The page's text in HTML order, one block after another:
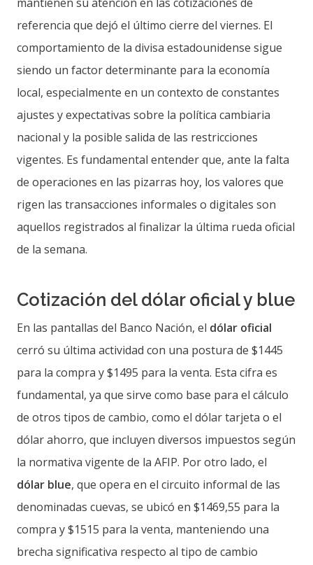
referencia que dejó el último cierre del viernes. El
comportamiento de la divisa estadounidense sigue
siendo un factor determinante para la economía
local, especialmente en un contexto de constantes
ajustes y expectativas sobre la política cambiaria
nacional y la posible salida de las restricciones
vigentes. Es fundamental entender que, ante la falta
de operaciones en las pizarras hoy, los valores que
rigen las transacciones informales o digitales son
aquellos registrados al finalizar la última rueda oficial
de la semana.
Cotización del dólar oficial y blue
En las pantallas del Banco Nación, el dólar oficial
cerró su última actividad con una postura de $1445
para la compra y $1495 para la venta. Esta cifra es
fundamental, ya que sirve como base para el cálculo
de otros tipos de cambio, como el dólar tarjeta o el
dólar ahorro, que incluyen diversos impuestos según
la normativa vigente de la AFIP. Por otro lado, el
dólar blue, que opera en el circuito informal de las
denominadas cuevas, se ubicó en $1469,55 para la
compra y $1515 para la venta, manteniendo una
brecha significativa respecto al tipo de cambio